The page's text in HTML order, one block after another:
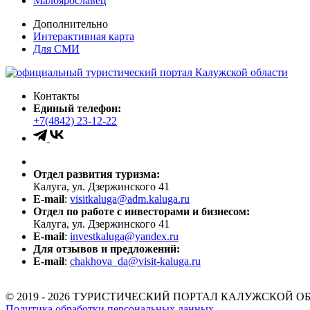
Дополнительно
Интерактивная карта
Для СМИ
Контакты
Единый телефон:
+7(4842) 23-12-22
Отдел развития туризма:
Калуга, ул. Дзержинского 41
E-mail: visitkaluga@adm.kaluga.ru
Отдел по работе с инвесторами и бизнесом:
Калуга, ул. Дзержинского 41
E-mail: investkaluga@yandex.ru
Для отзывов и предложений:
E-mail: chakhova_da@visit-kaluga.ru
© 2019 - 2026 ТУРИСТИЧЕСКИЙ ПОРТАЛ КАЛУЖСКОЙ